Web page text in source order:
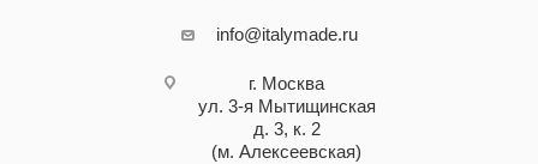
info@italymade.ru
г. Москва
ул. 3-я Мытищинская
д. 3, к. 2
(м. Алексеевская)